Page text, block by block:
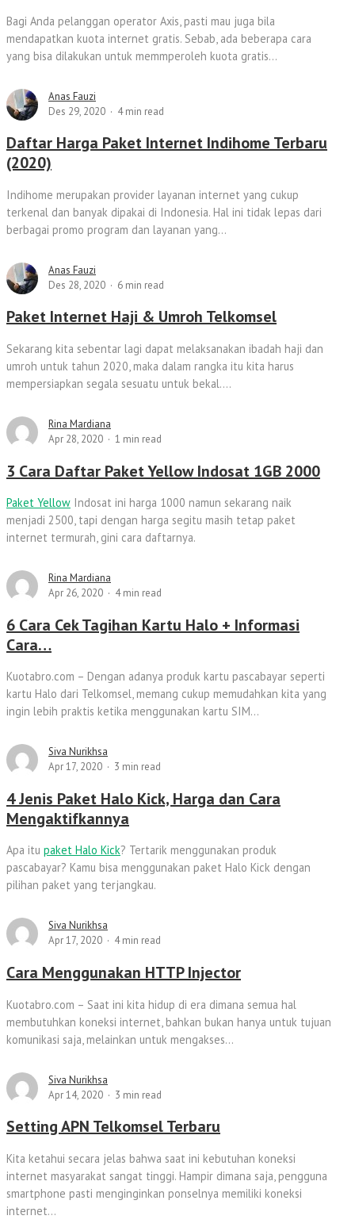
Bagi Anda pelanggan operator Axis, pasti mau juga bila
mendapatkan kuota internet gratis. Sebab, ada beberapa cara
yang bisa dilakukan untuk memmperoleh kuota gratis...
Anas Fauzi
Des 29, 2020
4 min read
Daftar Harga Paket Internet Indihome Terbaru
(2020)
Indihome merupakan provider layanan internet yang cukup
terkenal dan banyak dipakai di Indonesia. Hal ini tidak lepas dari
berbagai promo program dan layanan yang...
Anas Fauzi
Des 28, 2020
6 min read
Paket Internet Haji & Umroh Telkomsel
Sekarang kita sebentar lagi dapat melaksanakan ibadah haji dan
umroh untuk tahun 2020, maka dalam rangka itu kita harus
mempersiapkan segala sesuatu untuk bekal....
Rina Mardiana
Apr 28, 2020
1 min read
3 Cara Daftar Paket Yellow Indosat 1GB 2000
Paket Yellow Indosat ini harga 1000 namun sekarang naik
menjadi 2500, tapi dengan harga segitu masih tetap paket
internet termurah, gini cara daftarnya.
Rina Mardiana
Apr 26, 2020
4 min read
6 Cara Cek Tagihan Kartu Halo + Informasi
Cara…
Kuotabro.com – Dengan adanya produk kartu pascabayar seperti
kartu Halo dari Telkomsel, memang cukup memudahkan kita yang
ingin lebih praktis ketika menggunakan kartu SIM...
Siva Nurikhsa
Apr 17, 2020
3 min read
4 Jenis Paket Halo Kick, Harga dan Cara
Mengaktifkannya
Apa itu paket Halo Kick? Tertarik menggunakan produk
pascabayar? Kamu bisa menggunakan paket Halo Kick dengan
pilihan paket yang terjangkau.
Siva Nurikhsa
Apr 17, 2020
4 min read
Cara Menggunakan HTTP Injector
Kuotabro.com – Saat ini kita hidup di era dimana semua hal
membutuhkan koneksi internet, bahkan bukan hanya untuk tujuan
komunikasi saja, melainkan untuk mengakses...
Siva Nurikhsa
Apr 14, 2020
3 min read
Setting APN Telkomsel Terbaru
Kita ketahui secara jelas bahwa saat ini kebutuhan koneksi
internet masyarakat sangat tinggi. Hampir dimana saja, pengguna
smartphone pasti menginginkan ponselnya memiliki koneksi
internet...